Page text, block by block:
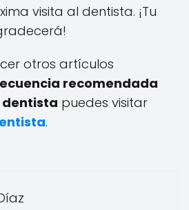
visita al dentista. ¡Tu
otros artículos
recomendada
puedes visitar
.